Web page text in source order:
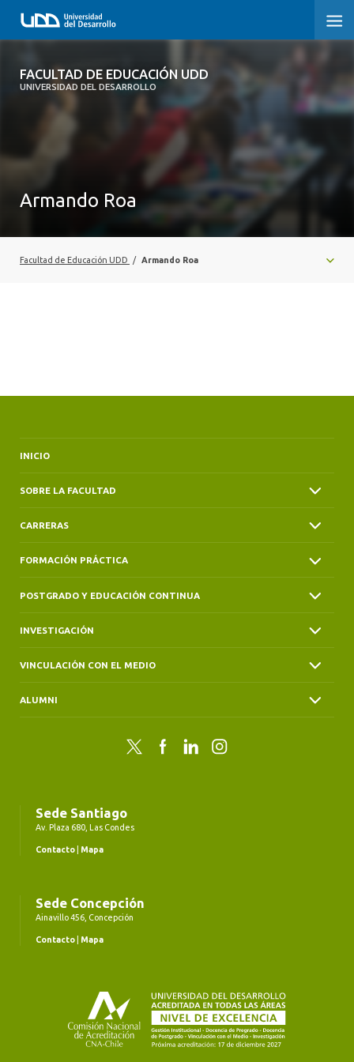
FACULTAD DE EDUCACIÓN UDD
UNIVERSIDAD DEL DESARROLLO
FACULTAD DE EDUCACIÓN UDD
Armando Roa
Facultad de Educación UDD / Armando Roa
INICIO
SOBRE LA FACULTAD
CARRERAS
FORMACIÓN PRÁCTICA
POSTGRADO Y EDUCACIÓN CONTINUA
INVESTIGACIÓN
VINCULACIÓN CON EL MEDIO
ALUMNI
Twitter FacebookLinkedInInstagram
Sede Santiago
Av. Plaza 680, Las Condes
Contacto Mapa
Sede Concepción
Ainavillo 456, Concepción
Contacto Mapa